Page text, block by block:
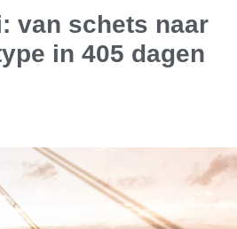
van schets naar
in 405 dagen